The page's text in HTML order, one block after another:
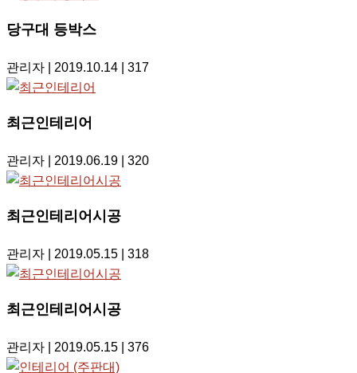
당구대 등박스
관리자 | 2019.10.14 | 317
최근인테리어
관리자 | 2019.06.19 | 320
최근인테리어시공
관리자 | 2019.05.15 | 318
최근인테리어시공
관리자 | 2019.05.15 | 376